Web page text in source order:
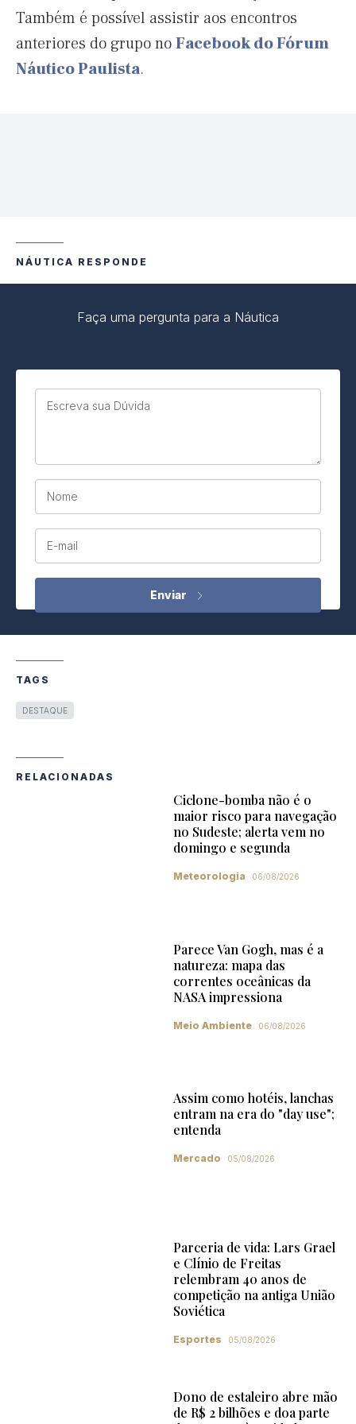
Também é possível assistir aos encontros
anteriores do grupo noFacebook do Fórum
Náutico Paulista.
NÁUTICA RESPONDE
Faça uma pergunta para a Náutica
Escreva sua Dúvida
Nome
E-mail
TAGS
DESTAQUE
RELACIONADAS
Ciclone-bomba não é o
maior risco para navegação
no Sudeste; alerta vem no
domingo e segunda
Meteorologia 06/08/2026
Parece Van Gogh, mas é a
natureza: mapa das
correntes oceânicas da
NASA impressiona
Meio Ambiente 06/08/2026
Assim como hotéis, lanchas
entram na era do "day use";
entenda
Mercado 05/08/2026
Parceria de vida: Lars Grael
e Clínio de Freitas
relembram 40 anos de
competição na antiga União
Soviética
Esportes 05/08/2026
Dono de estaleiro abre mão
de R$ 2 bilhões e doa parte